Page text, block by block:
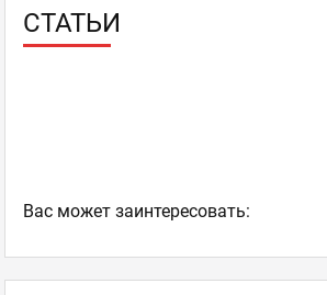
СТАТЬИ
Ваc может заинтересовать: